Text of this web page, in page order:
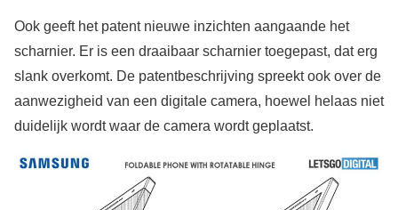
Ook geeft het patent nieuwe inzichten aangaande het
scharnier. Er is een draaibaar scharnier toegepast, dat erg
slank overkomt. De patentbeschrijving spreekt ook over de
aanwezigheid van een digitale camera, hoewel helaas niet
duidelijk wordt waar de camera wordt geplaatst.